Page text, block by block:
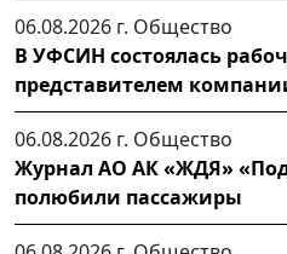
06.08.2026 г. Общество
В УФСИН состоялась
представителем
06.08.2026 г. Общество
Журнал АО АК «ЖДЯ» «Под
полюбили пассажиры